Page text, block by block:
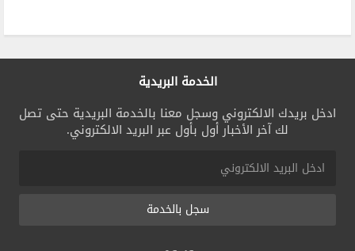
الخدمة البريدية
ادخل بريدك الالكتروني وسجل معنا بالخدمة البريدية حتى تصل
لك آخر الأخبار أول بأول عبر البريد الالكتروني.
سجل بالخدمة